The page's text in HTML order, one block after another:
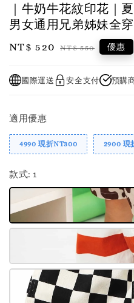
｜牛奶牛花紋印花｜
男女通用兄弟姊妹全穿
Sale
NT$ 520 Regular
NT$ 550 優惠
國際運送 安全支付 預購
適用優惠
4990 現折NT300 2900 現
款式: 1